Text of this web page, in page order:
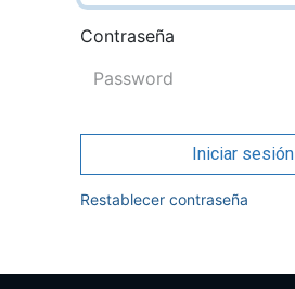
Contraseña
Iniciar sesión
Restablecer contraseña